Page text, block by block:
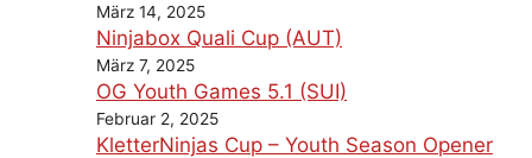
März 14, 2025
Ninjabox Quali Cup (AUT)
März 7, 2025
OG Youth Games 5.1 (SUI)
Februar 2, 2025
KletterNinjas Cup – Youth Season Opener